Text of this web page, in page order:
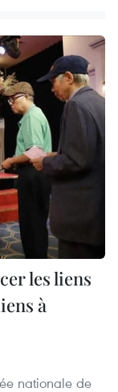
les liens
à
nationale de